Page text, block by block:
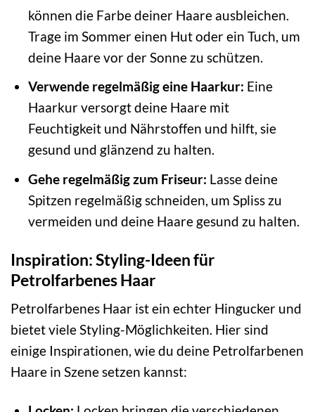
können die Farbe deiner Haare ausbleichen.
Trage im Sommer einen Hut oder ein Tuch, um
deine Haare vor der Sonne zu schützen.
Verwende regelmäßig eine Haarkur: Eine
Haarkur versorgt deine Haare mit
Feuchtigkeit und Nährstoffen und hilft, sie
gesund und glänzend zu halten.
Gehe regelmäßig zum Friseur: Lasse deine
Spitzen regelmäßig schneiden, um Spliss zu
vermeiden und deine Haare gesund zu halten.
Inspiration: Styling-Ideen für
Petrolfarbenes Haar
Petrolfarbenes Haar ist ein echter Hingucker und
bietet viele Styling-Möglichkeiten. Hier sind
einige Inspirationen, wie du deine Petrolfarbenen
Haare in Szene setzen kannst: